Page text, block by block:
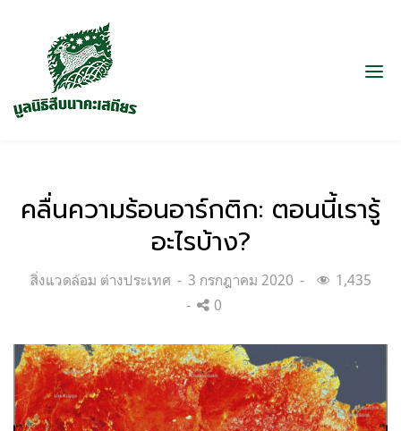
คลื่นความร้อนอาร์กติก: ตอนนี้เรารู้
อะไรบ้าง?
Categories:
สิ่งแวดล้อม ต่างประเทศ
Posted
on
3 กรกฎาคม 2020
1,435
0